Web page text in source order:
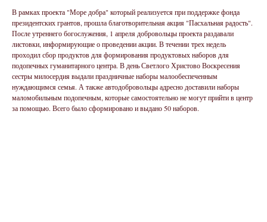
В рамках проекта "Море добра" который реализуется при поддержке фонда
президентских грантов, прошла благотворительная акция "Пасхальная радость".
После утреннего богослужения, 1 апреля добровольцы проекта раздавали
листовки, информирующие о проведении акции. В течении трех недель
проходил сбор продуктов для формирования продуктовых наборов для
подопечных гуманитарного центра. В день Светлого Христово Воскресения
сестры милосердия выдали праздничные наборы малообеспеченным
нуждающимся семья. А также автодобровольцы адресно доставили наборы
маломобильным подопечным, которые самостоятельно не могут прийти в центр
за помощью. Всего было сформировано и выдано 50 наборов.